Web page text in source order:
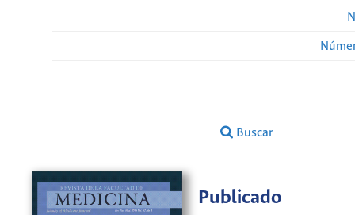
Buscar
Publicado